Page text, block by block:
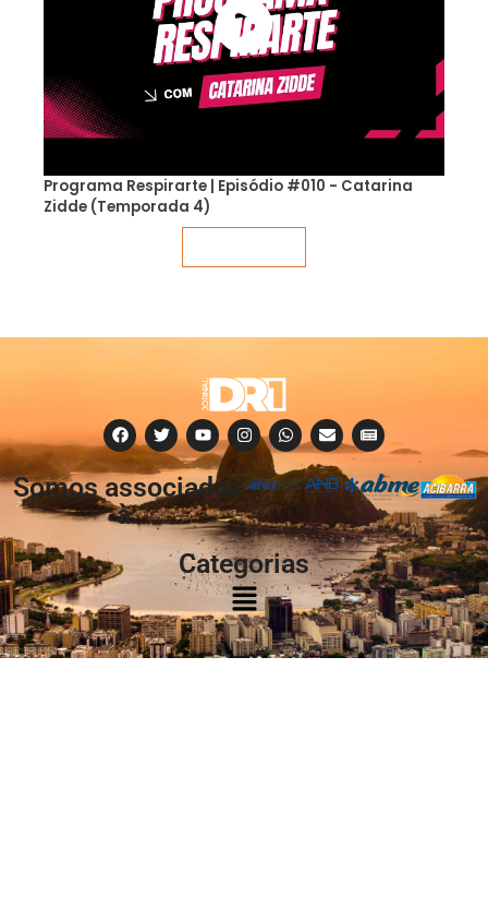
Programa Respirarte | Episódio #010 - Catarina
Zidde (Temporada 4)
Somos associados
à:
Categorias